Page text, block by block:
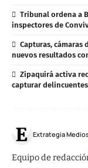
Tribunal ordena a
inspectores de
Capturas, cámaras
nuevos resultados
Zipaquirá activa
capturar
Extrategia
Equipo de